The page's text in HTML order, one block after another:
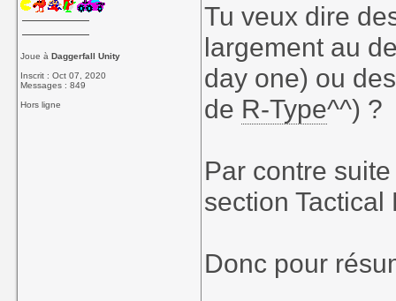
Joue àDaggerfall Unity
Inscrit : Oct 07, 2020
Messages : 849
Hors ligne
Tu veux dire
largement au
day one) ou
de R-Type^^) ?
Par contre
section
Donc pour